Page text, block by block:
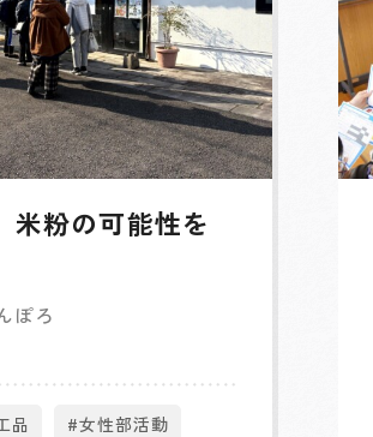
米粉の可能性を
ぽろ
品
#女性部活動